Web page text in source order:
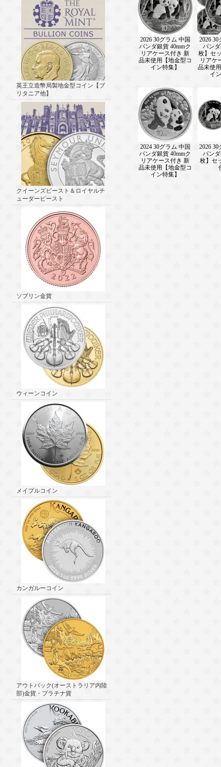
英王立造幣局製地金型コイン【ブ
リタニア他】
クイーンズビースト＆ロイヤルチ
ューダービースト
ソブリン金貨
ウィーンコイン
メイプルコイン
カンガルーコイン
アウトバック(オーストラリア内陸
部)金貨・プラチナ貨
2026 30グラム 中国
パンダ銀貨 40mmク
リアケース付き 新
品未使用【地金型コ
イン特集】
2026
パン
枚】セ
リアケ
品未使
イ
2024 30グラム 中国
パンダ銀貨 40mmク
リアケース付き 新
品未使用【地金型コ
イン特集】
2026
パン
枚】セ